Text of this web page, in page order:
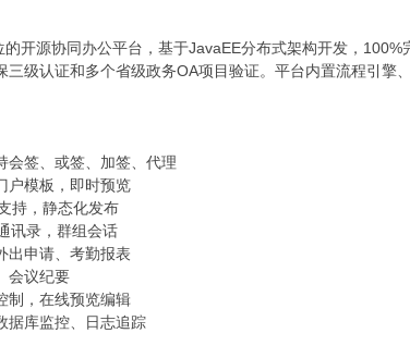
开源协同办公平台，基于JavaEE分布式架构开发，
三级认证和多个省级政务OA项目验证。平台内置流程引
会签、或签、加签、代理
户模板，即时预览
持，静态化发布
讯录，群组会话
出申请、考勤报表
会议纪要
制，在线预览编辑
据库监控、日志追踪